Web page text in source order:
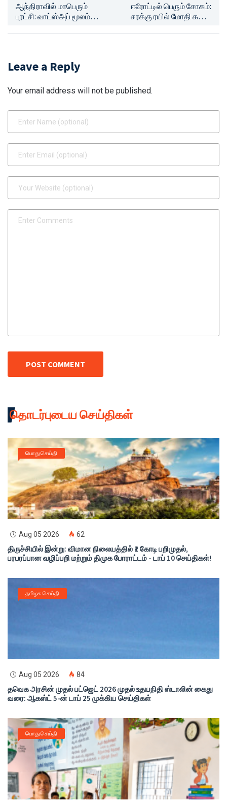
ஆந்திராவில் மாபெரும்
புரட்சி: வாட்ஸ்அப் மூலம்
அலைக்கழிப்பு இல்லாமல்
ஈரோட்டில் பெரும் சோகம்:
சரக்கு ரயில் மோதி கல்வி
நசுங்கி பலி - போலீசார் தீவிர
Leave a Reply
Your email address will not be published.
POST COMMENT
தொடர்புடைய செய்திகள்
பொது செய்தி
Aug 05 2026 62
திருச்சியில் இன்று: விமான நிலையத்தில் ₹2 கோடி பறிமுதல்,
பரபரப்பான வழிப்பறி மற்றும் திமுக போராட்டம் - டாப் 10 செய்திகள்!
தமிழக செய்தி
Aug 05 2026 84
தவெக அரசின் முதல் பட்ஜெட் 2026 முதல் உதயநிதி ஸ்டாலின் கைது
வரை: ஆகஸ்ட் 5-ன் டாப் 25 முக்கிய செய்திகள்
பொது செய்தி